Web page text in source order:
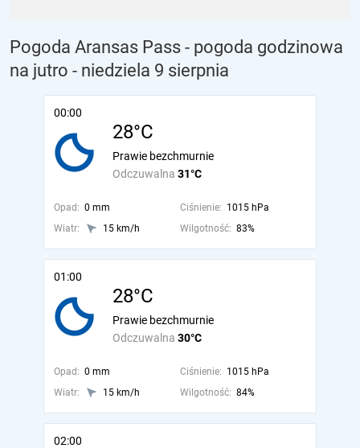
Pogoda Aransas Pass - pogoda godzinowa
na jutro - niedziela 9 sierpnia
00:00
28°C
Odczuwalna 31°C
Prawie bezchmurnie
Opad: 0 mm Ciśnienie: 1015 hPa
Wiatr:
15 km/h Wilgotność: 83%
01:00
28°C
Odczuwalna 30°C
Prawie bezchmurnie
Opad: 0 mm Ciśnienie: 1015 hPa
Wiatr:
15 km/h Wilgotność: 84%
02:00